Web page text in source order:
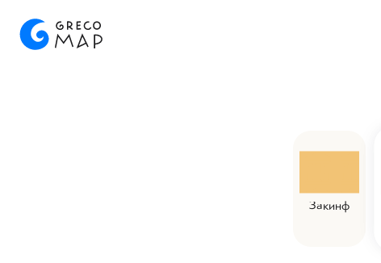
Закинф